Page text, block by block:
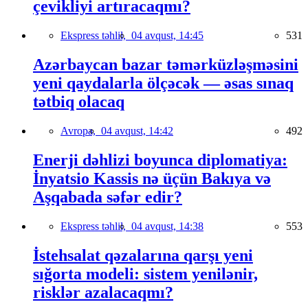
çevikliyi artıracaqmı?
Ekspress təhlil, 04 avqust, 14:45 531
Azərbaycan bazar təmərküzləşməsini
yeni qaydalarla ölçəcək — əsas sınaq
tətbiq olacaq
Avropa, 04 avqust, 14:42 492
Enerji dəhlizi boyunca diplomatiya:
İnyatsio Kassis nə üçün Bakıya və
Aşqabada səfər edir?
Ekspress təhlil, 04 avqust, 14:38 553
İstehsalat qəzalarına qarşı yeni
sığorta modeli: sistem yenilənir,
risklər azalacaqmı?